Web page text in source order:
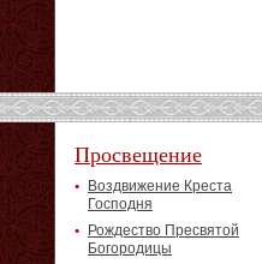
Просвещение
Воздвижение Креста
Господня
Рождество Пресвятой
Богородицы